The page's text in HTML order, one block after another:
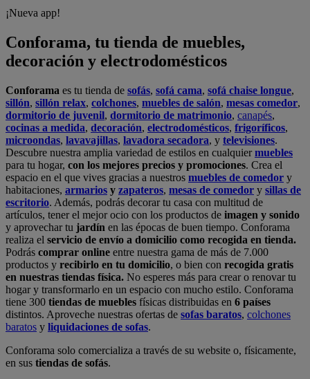
¡Nueva app!
Conforama, tu tienda de muebles,
decoración y electrodomésticos
Conforama es tu tienda de sofás, sofá cama, sofá chaise longue,
sillón, sillón relax, colchones, muebles de salón, mesas comedor,
dormitorio de juvenil, dormitorio de matrimonio, canapés,
cocinas a medida, decoración, electrodomésticos, frigoríficos,
microondas, lavavajillas, lavadora secadora, y televisiones.
Descubre nuestra amplia variedad de estilos en cualquiermuebles
para tu hogar, con los mejores precios y promociones. Crea el
espacio en el que vives gracias a nuestros muebles de comedor y
habitaciones, armarios y zapateros, mesas de comedor y sillas de
escritorio. Además, podrás decorar tu casa con multitud de
artículos, tener el mejor ocio con los productos de imagen y sonido
y aprovechar tu jardín en las épocas de buen tiempo. Conforama
realiza el servicio de envío a domicilio como recogida en tienda.
Podrás comprar online entre nuestra gama de más de 7.000
productos y recibirlo en tu domicilio, o bien con recogida gratis
en nuestras tiendas física. No esperes más para crear o renovar tu
hogar y transformarlo en un espacio con mucho estilo. Conforama
tiene 300 tiendas de muebles físicas distribuidas en 6 países
distintos. Aproveche nuestras ofertas de sofas baratos, colchones
baratos y liquidaciones de sofas.
Conforama solo comercializa a través de su website o, físicamente,
en sus tiendas de sofás.